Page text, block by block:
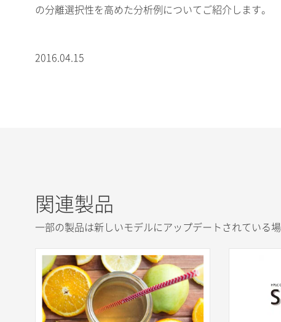
の分離選択性を高めた分析例についてご紹介します。
2016.04.15
関連製品
一部の製品は新しいモデルにアップデートされている場